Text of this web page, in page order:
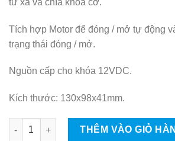
Tích hợp Motor để đóng / mở tự động
trạng thái đóng / mở.
Nguồn cấp cho khóa 12VDC.
Kích thước: 130x98x41mm.
Khóa điện cho cửa công SMART-RIM số
THÊM VÀO GIỎ